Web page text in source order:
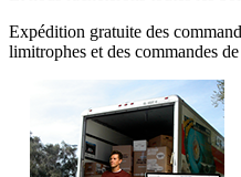
Expédition gratuite des
limitrophes et des commandes